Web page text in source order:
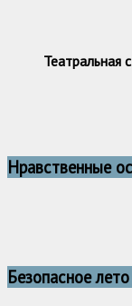
Театральная
Нравственные
Безопасное лето